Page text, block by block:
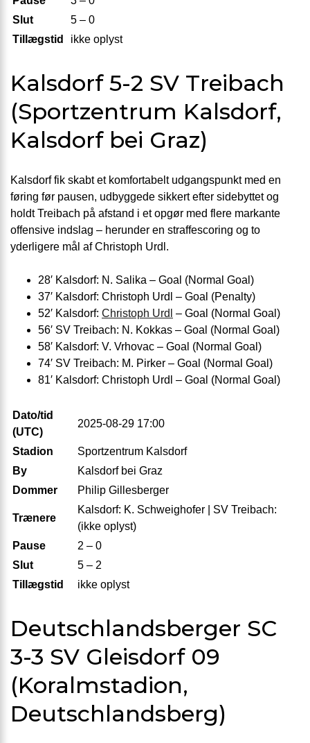
Slut
5 – 0
Tillægstid
ikke oplyst
Kalsdorf 5-2 SV Treibach
(Sportzentrum Kalsdorf,
Kalsdorf bei Graz)
Kalsdorf fik skabt et komfortabelt udgangspunkt med en
føring før pausen, udbyggede sikkert efter sidebyttet og
holdt Treibach på afstand i et opgør med flere markante
offensive indslag – herunder en straffescoring og to
yderligere mål af Christoph Urdl.
28′ Kalsdorf: N. Salika – Goal (Normal Goal)
37′ Kalsdorf: Christoph Urdl – Goal (Penalty)
52′ Kalsdorf: Christoph Urdl – Goal (Normal Goal)
56′ SV Treibach: N. Kokkas – Goal (Normal Goal)
58′ Kalsdorf: V. Vrhovac – Goal (Normal Goal)
74′ SV Treibach: M. Pirker – Goal (Normal Goal)
81′ Kalsdorf: Christoph Urdl – Goal (Normal Goal)
Dato/tid
(UTC)
2025-08-29 17:00
Stadion
Sportzentrum Kalsdorf
By
Kalsdorf bei Graz
Dommer
Philip Gillesberger
Trænere
Kalsdorf: K. Schweighofer | SV Treibach:
(ikke oplyst)
Pause
2 – 0
Slut
5 – 2
Tillægstid
ikke oplyst
Deutschlandsberger SC
3-3 SV Gleisdorf 09
(Koralmstadion,
Deutschlandsberg)